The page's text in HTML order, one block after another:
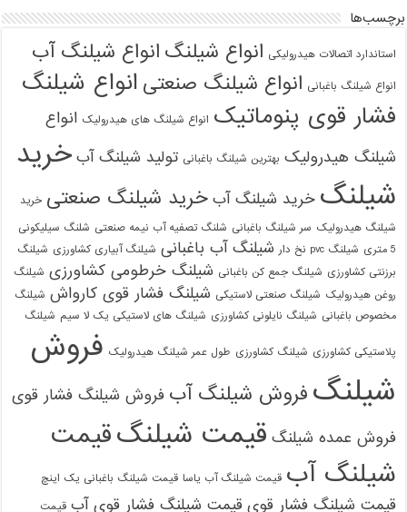
برچسب‌ها
استاندارد اتصالات هیدرولیکی انواع شیلنگ انواع شیلنگ آب
انواع شیلنگ باغبانی انواع شیلنگ صنعتی انواع شیلنگ
فشار قوی پنوماتیک انواع شیلنگ های هیدرولیک انواع
شیلنگ هیدرولیک بهترین شیلنگ باغبانی تولید شیلنگ آب خرید
شیلنگ خرید شیلنگ آب خرید شیلنگ صنعتی خرید
شیلنگ هیدرولیک سر شیلنگ باغبانی شلنگ تصفیه آب نیمه صنعتی شلنگ سیلیکونی
5 متری
شیلنگ pvc نخ دار شیلنگ آب باغبانی شیلنگ آبیاری کشاورزی شیلنگ
برزنتی کشاورزی شیلنگ جمع کن باغبانی شیلنگ خرطومی کشاورزی شیلنگ
روغن هیدرولیک شیلنگ صنعتی لاستیکی شیلنگ فشار قوی کارواش شیلنگ
مخصوص باغبانی شیلنگ نایلونی کشاورزی شیلنگ های لاستیکی یک لا سیم شیلنگ
پلاستیکی کشاورزی شیلنگ کشاورزی طول عمر شیلنگ هیدرولیک فروش
شیلنگ فروش شیلنگ آب فروش شیلنگ فشار قوی
فروش عمده شیلنگ قیمت شیلنگقیمت
شیلنگ آب قیمت شیلنگ آب یاسا قیمت شیلنگ باغبانی یک اینچ
قیمت شیلنگ فشار قوی قیمت شیلنگ فشار قوی آب قیمت